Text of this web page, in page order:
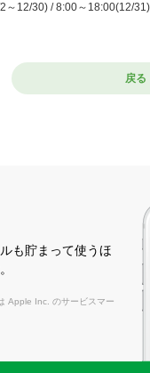
～12/30) / 8:00～18:00(12/31)
口より北へ徒歩3分
12/30) / 8:00～18:00(12/31)
戻る
も貯まって使うほ
Apple Inc. のサービスマー